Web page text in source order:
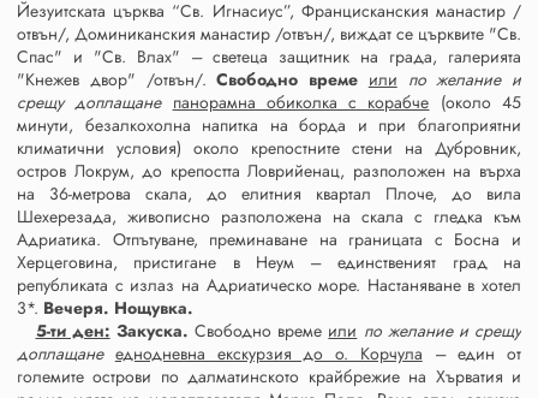
Йезуитската църква “Св. Игнасиус”, Францисканския манастир /
отвън/, Доминиканския манастир /отвън/, виждат се църквите "Св.
Спас" и "Св. Влах" – светеца защитник на града, галерията
"Кнeжев двор" /отвън/.Свободно време или по желание и
срещу доплащане панорамна обиколка с корабче (около 45
минути, безалкохолна напитка на борда и при благоприятни
климатични условия) около крепостните стени на Дубровник,
остров Локрум, до крепостта Ловрийенац, разположен на върха
на 36-метрова скала, до елитния квартал Плоче, до вила
Шехерезада, живописно разположена на скала с гледка към
Адриатика. Отпътуване, преминаване на границата с Босна и
Херцеговина, пристигане в Неум – единственият град на
републиката с излаз на Адриатическо море. Настаняване в хотел
3*. Вечеря. Нощувка.
5-ти ден: Закуска.Свободно време или по желание и срещу
доплащане еднодневна екскурзия до о. Корчула – един от
големите острови по далматинското крайбрежие на Хърватия и